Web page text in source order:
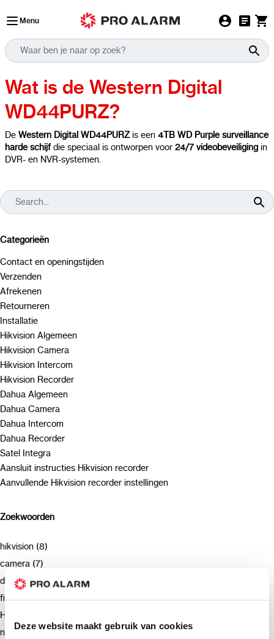
Deze website maakt gebruik van cookies
Menu
Wat is de Western Digital
WD44PURZ?
De Western Digital WD44PURZis een 4TB WD Purple surveillance
harde schijf die speciaal is ontworpen voor 24/7 videobeveiliging in
DVR- en NVR-systemen.
Categorieën
Contact en openingstijden
Verzenden
Afrekenen
Retourneren
Installatie
Hikvision Algemeen
Hikvision Camera
Hikvision Intercom
Hikvision Recorder
Dahua Algemeen
Dahua Camera
Dahua Intercom
Dahua Recorder
Satel Integra
Aansluit instructies Hikvision recorder
Aanvullende Hikvision recorder instellingen
Zoekwoorden
hikvision (8)
camera (7)
deurbel (4)
firmware (3)
Hikvision (3)
netwerkrecorder (2)